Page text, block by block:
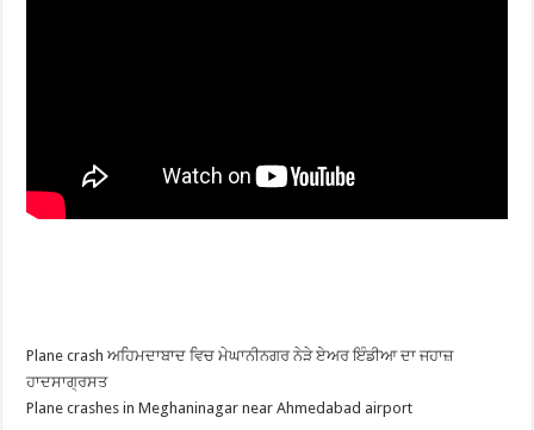
Plane crash ਅਹਿਮਦਾਬਾਦ ਵਿਚ ਮੇਘਾਨੀਨਗਰ ਨੇੜੇ ਏਅਰ ਇੰਡੀਆ ਦਾ ਜਹਾਜ਼
ਹਾਦਸਾਗ੍ਰਸਤ
Plane crashes in Meghaninagar near Ahmedabad airport